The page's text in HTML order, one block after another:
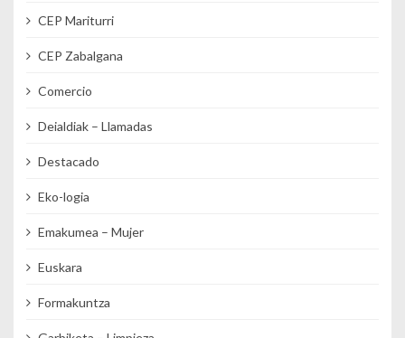
CEP Mariturri
CEP Zabalgana
Comercio
Deialdiak – Llamadas
Destacado
Eko-logia
Emakumea – Mujer
Euskara
Formakuntza